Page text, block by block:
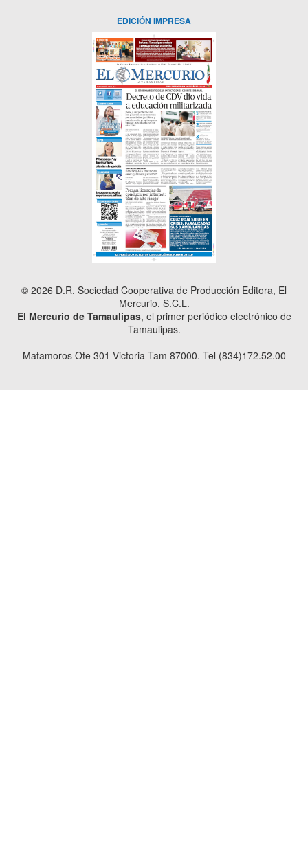
EDICIÓN IMPRESA
© 2026 D.R. Sociedad Cooperativa de Producción Editora, El
Mercurio, S.C.L.
El Mercurio de Tamaulipas, el primer periódico electrónico de
Tamaulipas.
Matamoros Ote 301 Victoria Tam 87000. Tel (834)172.52.00